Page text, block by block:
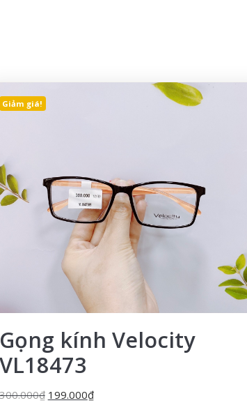
Giảm giá!
Gọng kính Velocity
VL18473
₫ 199.000₫